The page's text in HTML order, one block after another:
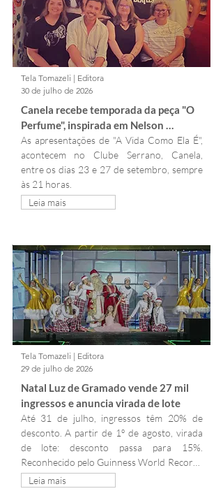
Tela Tomazeli | Editora
30 de julho de 2026
Canela recebe temporada da peça "O
Perfume", inspirada em Nelson
Rodrigues
As apresentações de "A Vida Como Ela É",
acontecem no Clube Serrano, Canela,
entre os dias 23 e 27 de setembro, sempre
às 21 horas.
Leia mais
Tela Tomazeli | Editora
29 de julho de 2026
Natal Luz de Gramado vende 27 mil
ingressos e anuncia virada de lote
Até 31 de julho, ingressos têm 20% de
desconto. A partir de 1º de agosto, virada
de lote: desconto passa para 15%.
Reconhecido pelo Guinness World Records
como o mais longo festival de Natal do
mundo, o evento acontece de 22 de
Leia mais